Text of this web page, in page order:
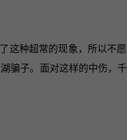
种超常的现象，所以不愿
骗子。面对这样的中伤，